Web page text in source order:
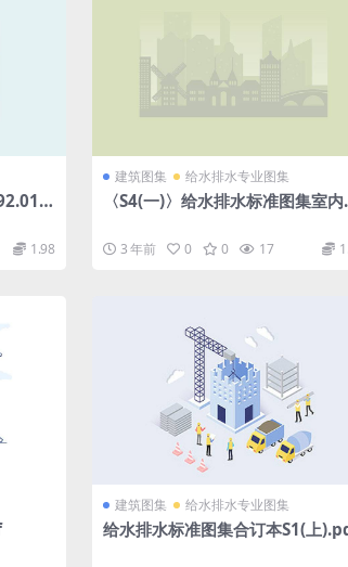
1.98
建筑图集 给水排水专业图集
〈S4(一)〉给水排水标准图集室内
本).pdf
3 年前 0 0 17
建筑图集 给水排水专业图集
给水排水标准图集合订本S1(上